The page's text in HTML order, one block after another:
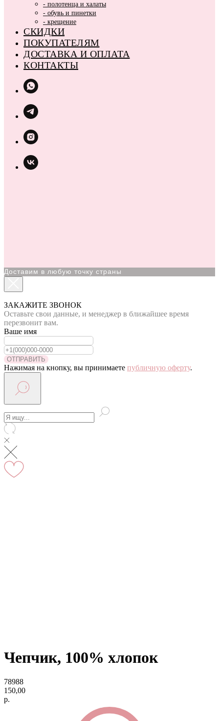
- полотенца и халаты
- обувь и пинетки
- крещение
СКИДКИ
ПОКУПАТЕЛЯМ
ДОСТАВКА И ОПЛАТА
КОНТАКТЫ
Доставим в любую точку страны
Вы на сайте Московского филиала
-5% на первый заказ (товар на скидках не участвует в
акции)
Адрес: г.Москва, мкр Северное Чертаново 1А,
м.Чертановская.
ЗАКАЖИТЕ ЗВОНОК
Оставьте свои данные, и менеджер в ближайшее время
перезвонит вам.
Ваше имя
ОТПРАВИТЬ
Нажимая на кнопку, вы принимаете публичную оферту.
Чепчик, 100% хлопок
78988
150,00
р.